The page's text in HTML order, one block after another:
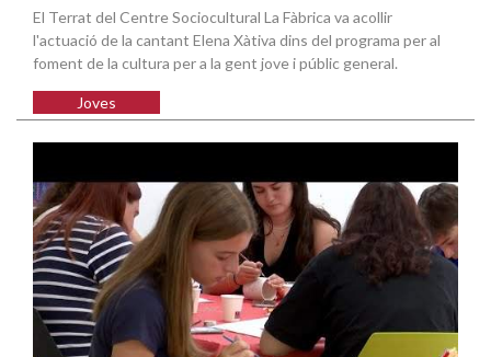
El Terrat del Centre Sociocultural La Fàbrica va acollir
l'actuació de la cantant Elena Xàtiva dins del programa per al
foment de la cultura per a la gent jove i públic general.
Joves